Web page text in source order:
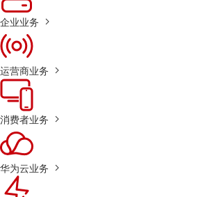
企业业务
运营商业务
消费者业务
华为云业务